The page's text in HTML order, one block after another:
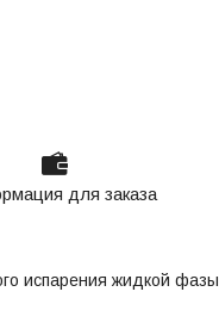
для заказа
испарения жидкой фазы